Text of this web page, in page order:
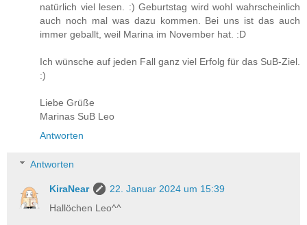
natürlich viel lesen. :) Geburtstag wird wohl wahrscheinlich
auch noch mal was dazu kommen. Bei uns ist das auch
immer geballt, weil Marina im November hat. :D
Ich wünsche auf jeden Fall ganz viel Erfolg für das SuB-Ziel.
:)
Liebe Grüße
Marinas SuB Leo
Antworten
Antworten
KiraNear
22. Januar 2024 um 15:39
Hallöchen Leo^^